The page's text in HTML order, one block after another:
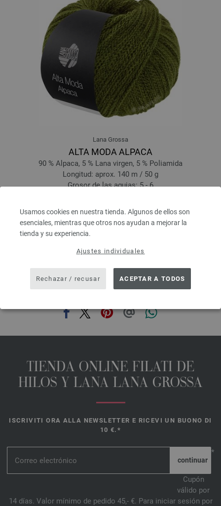
Usamos cookies en nuestra tienda. Algunos de ellos son
esenciales, mientras que otros nos ayudan a mejorar la
tienda y su experiencia.
Ajustes individuales
Rechazar / recusar ACEPTAR A TODOS
Lana Grossa
ALTA MODA ALPACA
90 % Alpaca, 5 % Lana virgen, 5 % Poliamida
Longitud: aprox. 140 m / 50 g
Grosor de las agujas: 5 - 6
IVA no incluido, más gastos de envío, Precio base:133,60 € / kg
TIENDA ONLINE FILATI DE
HILOS Y LANA LANA GROSSA
ISCRIVITI ORA ALLA NEWSLETTER E RICEVI UN BUONO DI
10 €.*
*
Cupón
válido por
14 días. Valor mínimo de pedido 45,- €. Para iniciar sesión por